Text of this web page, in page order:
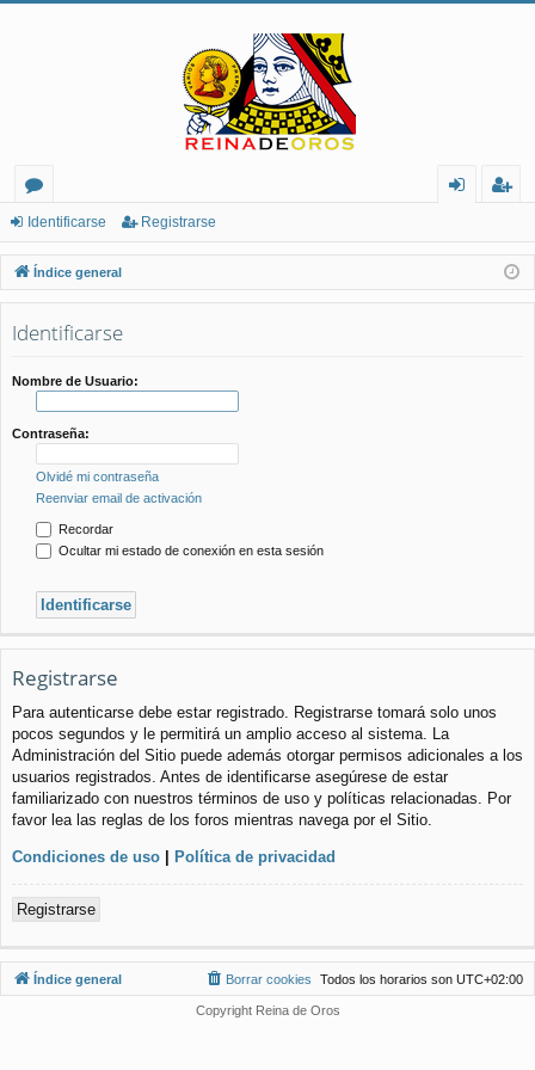
or
os
nt
ifi
ist
ra
Identificarse Registrarse
Índice general
Identificarse
Nombre de Usuario:
Contraseña:
Olvidé mi contraseña
Reenviar email de activación
Recordar
Ocultar mi estado de conexión en esta sesión
Registrarse
Para autenticarse debe estar registrado. Registrarse tomará solo unos
pocos segundos y le permitirá un amplio acceso al sistema. La
Administración del Sitio puede además otorgar permisos adicionales a los
usuarios registrados. Antes de identificarse asegúrese de estar
familiarizado con nuestros términos de uso y políticas relacionadas. Por
favor lea las reglas de los foros mientras navega por el Sitio.
Condiciones de uso | Política de privacidad
Registrarse
Índice general Todos los horarios son UTC+02:00
Borrar cookies
Copyright Reina de Oros